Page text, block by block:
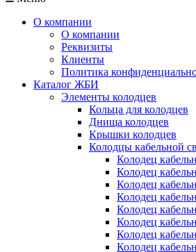
О компании
О компании
Реквизиты
Клиенты
Политика
Каталог ЖБИ
Элементы колодцев
Кольца для колодцев
Днища колодцев
Крышки колодцев
Колодцы кабельной
Колодец
Колодец
Колодец
Колодец
Колодец
Колодец
Колодец
Колодец